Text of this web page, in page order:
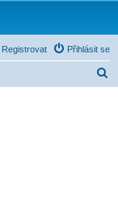
Přihlásit se
Registrovat